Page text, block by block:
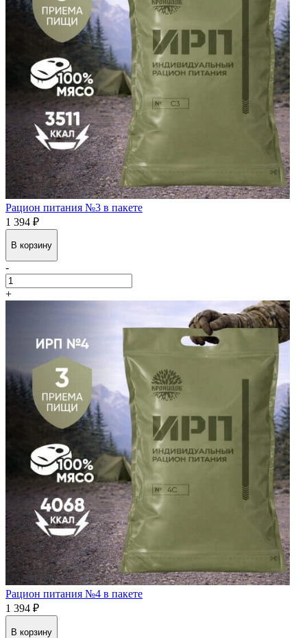
Рацион питания №3 в пакете
1 394 ₽
В корзину
-
+
Рацион питания №4 в пакете
1 394 ₽
В корзину